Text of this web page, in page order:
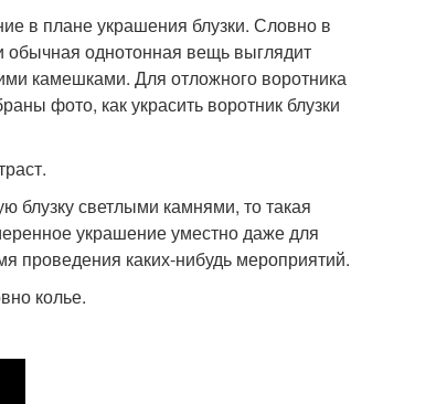
в плане украшения блузки. Словно в
обычная однотонная вещь выглядит
камешками. Для отложного воротника
фото, как украсить воротник блузки
блузку светлыми камнями, то такая
украшение уместно даже для
проведения каких-нибудь мероприятий.
колье.